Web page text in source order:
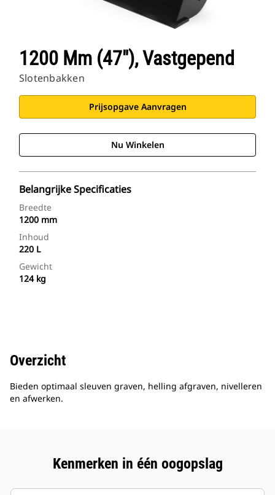
1200 Mm (47"), Vastgepend
Slotenbakken
Prijsopgave Aanvragen
Nu Winkelen
Belangrijke Specificaties
Breedte
1200 mm
Inhoud
220 L
Gewicht
124 kg
Overzicht
Bieden optimaal sleuven graven, helling afgraven, nivelleren
en afwerken.
Kenmerken in één oogopslag